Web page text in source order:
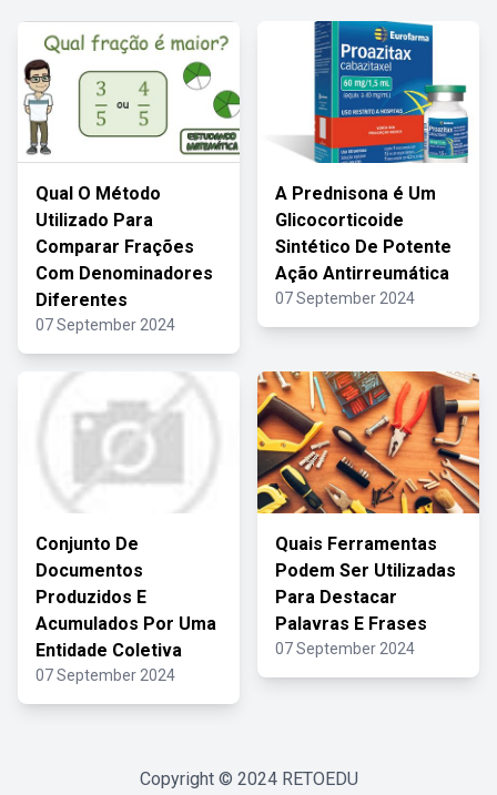
Qual O Método
Utilizado Para
Comparar Frações
Com Denominadores
Diferentes
07 September 2024
A Prednisona é Um
Glicocorticoide
Sintético De Potente
Ação Antirreumática
07 September 2024
Conjunto De
Documentos
Produzidos E
Acumulados Por Uma
Entidade Coletiva
07 September 2024
Quais Ferramentas
Podem Ser Utilizadas
Para Destacar
Palavras E Frases
07 September 2024
Copyright © 2024 RETOEDU